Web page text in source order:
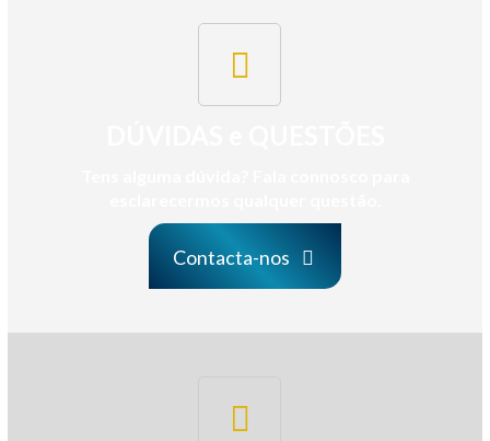
Contacta-nos